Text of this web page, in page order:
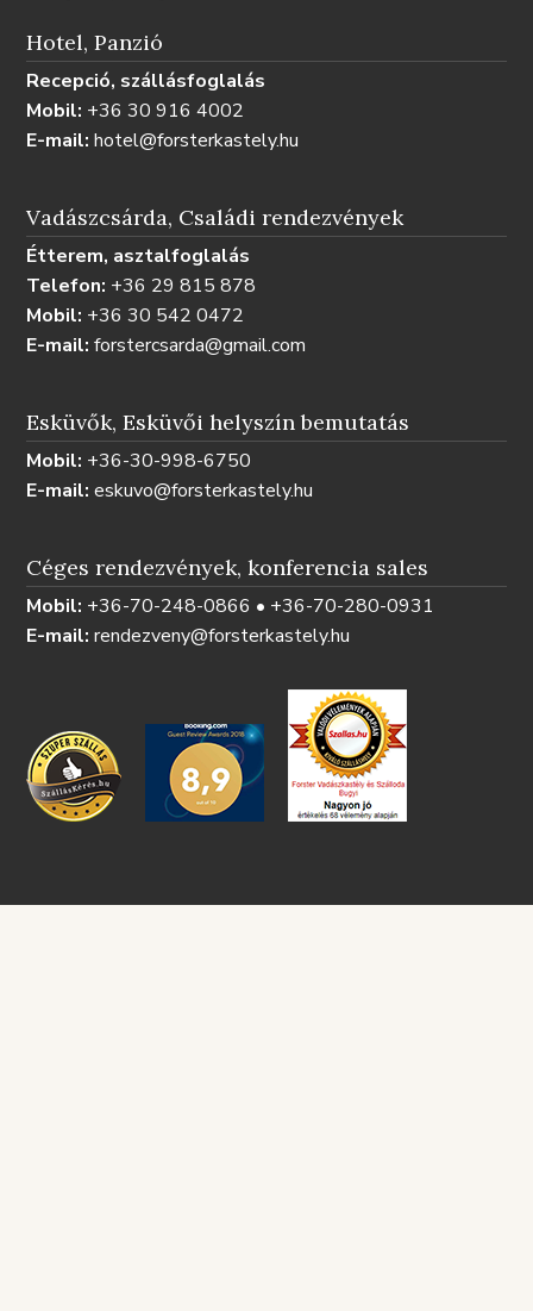
Hotel, Panzió
Recepció, szállásfoglalás
Mobil: +36 30 916 4002
E-mail: hotel@forsterkastely.hu
Vadászcsárda, Családi rendezvények
Étterem, asztalfoglalás
Telefon: +36 29 815 878
Mobil: +36 30 542 0472
E-mail: forstercsarda@gmail.com
Esküvők, Esküvői helyszín bemutatás
Mobil: +36-30-998-6750
E-mail: eskuvo@forsterkastely.hu
Céges rendezvények, konferencia sales
Mobil: +36-70-248-0866 • +36-70-280-0931
E-mail:rendezveny@forsterkastely.hu